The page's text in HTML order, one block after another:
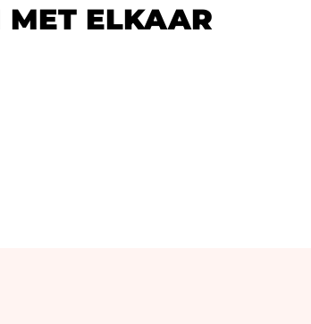
MET ELKAAR